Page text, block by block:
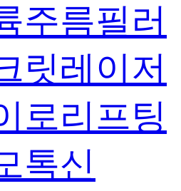
주름필러
릿레이저
로리프팅
톡신